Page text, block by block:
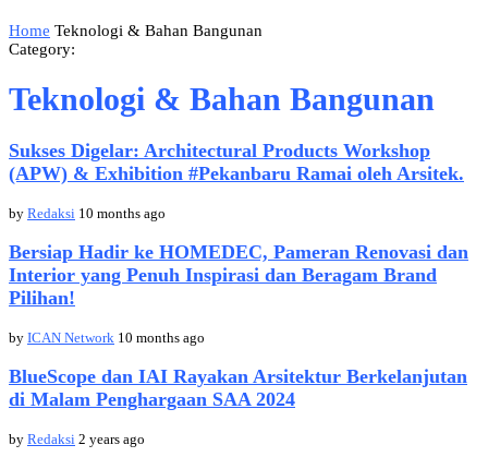
Home Teknologi & Bahan Bangunan
Category:
Teknologi & Bahan Bangunan
Sukses Digelar: Architectural Products Workshop
(APW) & Exhibition #Pekanbaru Ramai oleh Arsitek.
by Redaksi 10 months ago
Bersiap Hadir ke HOMEDEC, Pameran Renovasi dan
Interior yang Penuh Inspirasi dan Beragam Brand
Pilihan!
by ICAN Network 10 months ago
BlueScope dan IAI Rayakan Arsitektur Berkelanjutan
di Malam Penghargaan SAA 2024
by Redaksi 2 years ago